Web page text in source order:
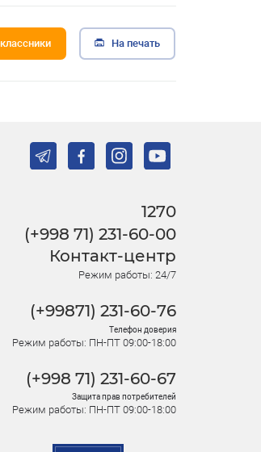
На печать
1270
(+998 71) 231-60-00
Контакт-центр
Режим работы: 24/7
(+99871) 231-60-76
Телефон доверия
Режим работы: ПН-ПТ 09:00-18:00
(+998 71) 231-60-67
Защита прав потребителей
Режим работы: ПН-ПТ 09:00-18:00